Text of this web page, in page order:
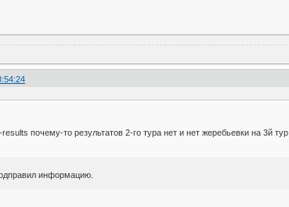
почему-то результатов 2-го тура нет и нет жеребьевки на 3й тур.
информацию.